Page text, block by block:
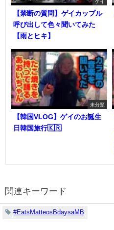
【禁断の質問】ゲイカップル
呼び出して色々聞いてみた
【雨とヒキ】
未分類
【韓国VLOG】ゲイのお誕生
日韓国旅行🇰🇷
関連キーワード
#EatsMatteosBdaysaMB